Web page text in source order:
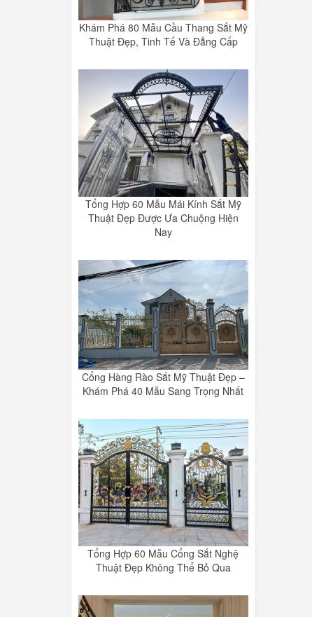
Khám Phá 80 Mẫu Cầu Thang Sắt Mỹ
Thuật Đẹp, Tinh Tế Và Đẳng Cấp
Tổng Hợp 60 Mẫu Mái Kính Sắt Mỹ
Thuật Đẹp Được Ưa Chuộng Hiện
Nay
Cổng Hàng Rào Sắt Mỹ Thuật Đẹp –
Khám Phá 40 Mẫu Sang Trọng Nhất
Tổng Hợp 60 Mẫu Cổng Sắt Nghệ
Thuật Đẹp Không Thể Bỏ Qua